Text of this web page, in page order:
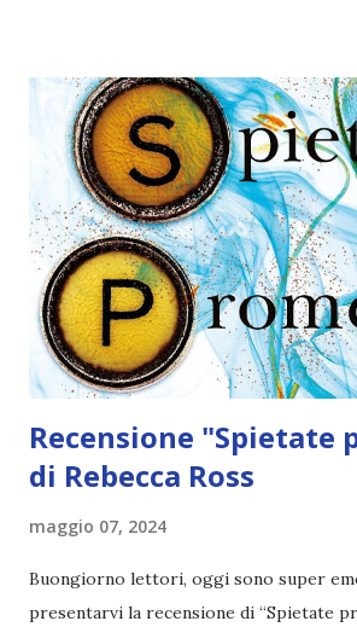
ritrovare il padre morto. Non
frequentare la sua stessa scuola sembra
speranza di capire chi fosse. Qui
quanto pare, è un fantasma a tutti gli
uno di quelli fastidiosi e irritanti da
coinvolge Este nel furto di un libro raro
della biblioteca per poi sparire, lei
non essere e...
Recensione "Spietate
di Rebecca Ross
maggio 07, 2024
Buongiorno lettori, oggi sono super
presentarvi la recensione di “Spietate